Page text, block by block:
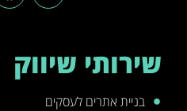
שירותי שיווק
בניית אתרים לעסקים